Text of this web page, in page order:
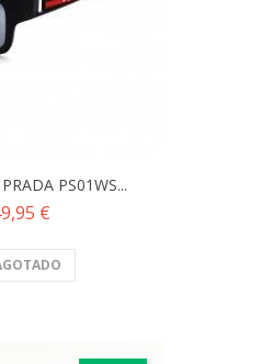
PS01WS...
€